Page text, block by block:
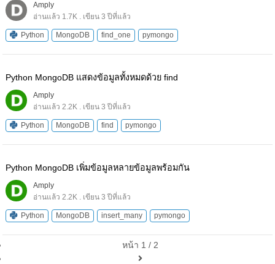
Amply
อ่านแล้ว 1.7K . เขียน 3 ปีที่แล้ว
Python MongoDB find_one pymongo
Python MongoDB แสดงข้อมูลทั้งหมดด้วย find
Amply
อ่านแล้ว 2.2K . เขียน 3 ปีที่แล้ว
Python MongoDB find pymongo
Python MongoDB เพิ่มข้อมูลหลายข้อมูลพร้อมกัน
Amply
อ่านแล้ว 2.2K . เขียน 3 ปีที่แล้ว
Python MongoDB insert_many pymongo
หน้า 1 / 2